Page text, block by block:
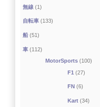
無線 (1)
自転車 (133)
船 (51)
車 (112)
MotorSports(100)
F1 (27)
FN (6)
Kart (34)